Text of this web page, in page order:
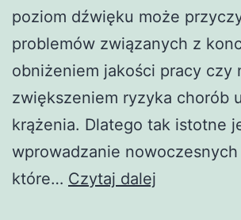
poziom dźwięku może
problemów związanych z
obniżeniem jakości pracy czy
zwiększeniem ryzyka chorób
krążenia. Dlatego tak istotne
wprowadzanie
które… Czytaj dalej